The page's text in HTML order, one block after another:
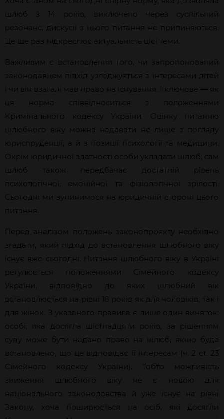
шлюб з 14 років, виключено через суспільний
резонанс, дискусії з цього питання не припиняються.
Це ще раз підкреслює актуальність цієї теми.
Важливим є встановлення того, чи запропонований
законодавцем підхід узгоджується з інтересами дітей
і чи він взагалі мав право на існування. І ключове — як
ця норма співвідноситься з положеннями
Кримінального кодексу України. Оцінку питанню
шлюбного віку можна надавати не лише з погляду
юриспруденції, а й з позиції психології та медицини.
Окрім юридичної здатності особи укладати шлюб, сам
шлюб також передбачає достатній рівень
психологічної, емоційної та фізіологічної зрілості.
Сьогодні ми зупинимося на юридичній стороні цього
питання.
Перед аналізом положень законопроєкту необхідно
згадати, який підхід до встановлення шлюбного віку
існує вже сьогодні. Питання шлюбного віку в Україні
регулюється положеннями Сімейного кодексу
України, відповідно до яких шлюбний вік
встановлюється на рівні 18 років як для чоловіків, так і
для жінок. З указаного правила є лише один виняток:
особі, яка досягла шістнадцяти років, за рішенням
суду може бути надано право на шлюб, якщо буде
встановлено, що це відповідає її інтересам (ч. 2 ст. 23
Сімейного кодексу України). Тобто можливість
зниження шлюбного віку не є новою для
національного законодавства й уже існує на рівні
Закону, хоча поширюється на осіб, які досягли